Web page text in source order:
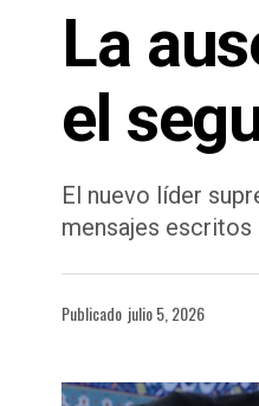
La
el
El nuevo líder
mensajes escritos
Publicado julio 5, 2026